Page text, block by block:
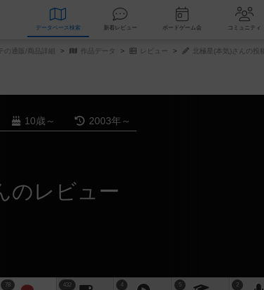
データベース 検索 新着レビュー ボードゲーム会
の通販/商品詳細 作品データ レビュー 北極星(本気)さんの投稿
10歳～ 2003年～
のレビュー
78 432 4 5 2